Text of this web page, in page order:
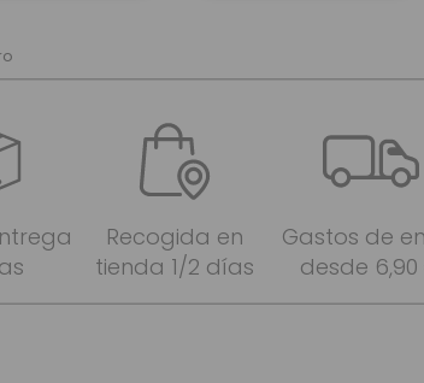
Recogida en
tienda 1/2 días
Gastos de
desde